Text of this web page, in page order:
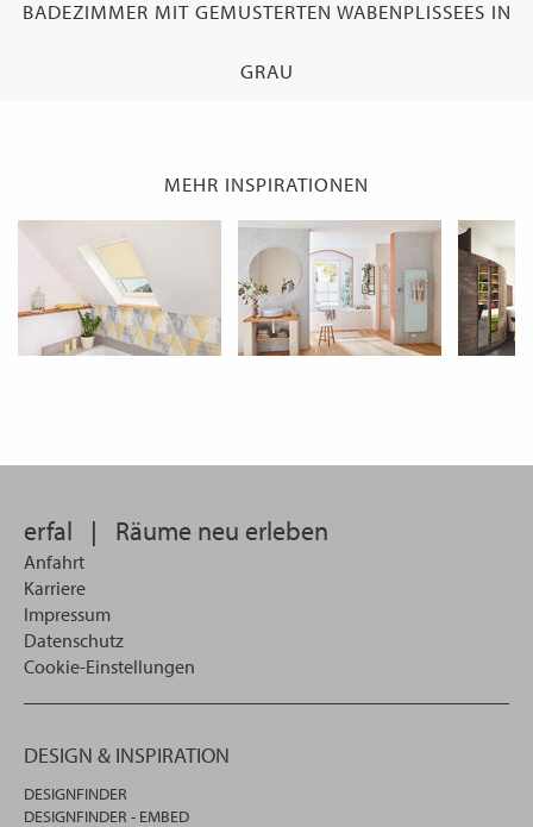
WECHSELN
DE
BADEZIMMER MIT GEMUSTERTEN WABENPLISSEES IN
GRAU
MEHR INSPIRATIONEN
erfal | Räume neu erleben
Anfahrt
Karriere
Impressum
Datenschutz
Cookie-Einstellungen
DESIGN & INSPIRATION
DESIGNFINDER
DESIGNFINDER - EMBED